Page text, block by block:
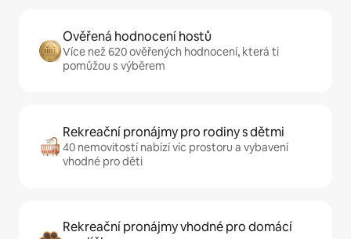
Ověřená hodnocení hostů
Více než 620 ověřených hodnocení, která ti
pomůžou s výběrem
Rekreační pronájmy pro rodiny s dětmi
40 nemovitostí nabízí víc prostoru a vybavení
vhodné pro děti
Rekreační pronájmy vhodné pro domácí